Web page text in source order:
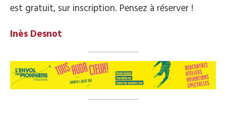
est gratuit, sur inscription. Pensez à réserver !
Inès Desnot